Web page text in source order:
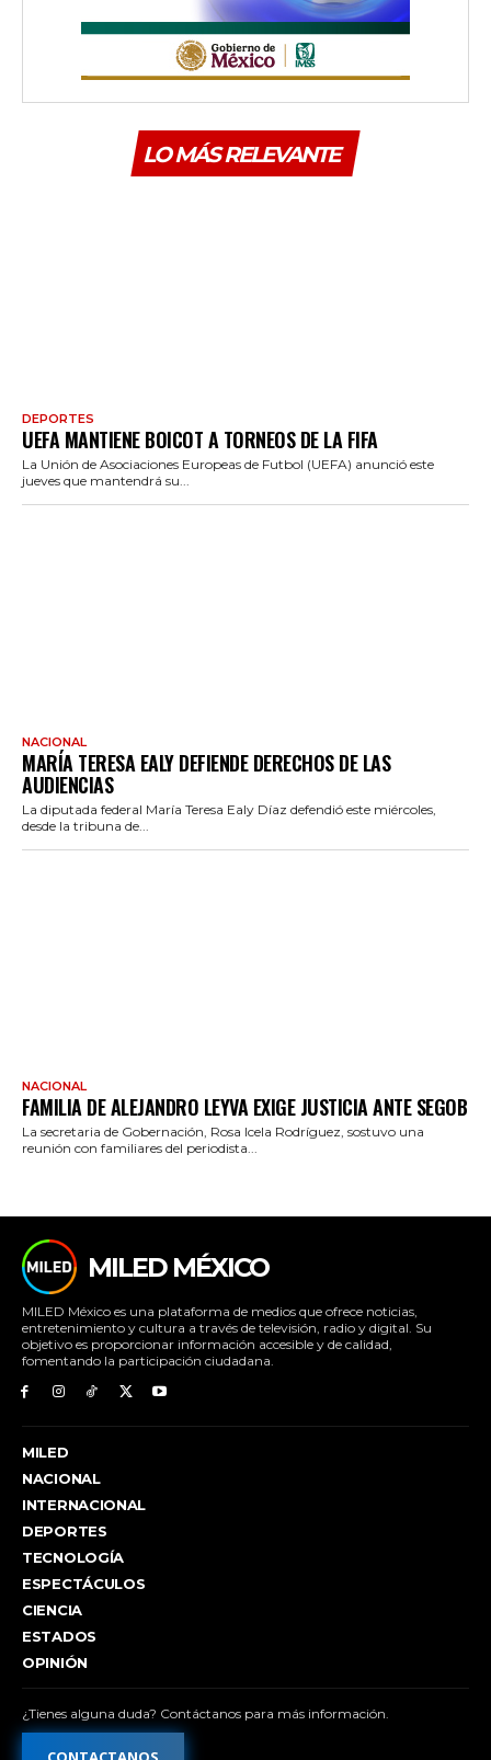
LO MÁS RELEVANTE
DEPORTES
UEFA MANTIENE BOICOT A TORNEOS DE LA FIFA
La Unión de Asociaciones Europeas de Futbol (UEFA) anunció este
jueves que mantendrá su...
NACIONAL
MARÍA TERESA EALY DEFIENDE DERECHOS DE LAS
AUDIENCIAS
La diputada federal María Teresa Ealy Díaz defendió este miércoles,
desde la tribuna de...
NACIONAL
FAMILIA DE ALEJANDRO LEYVA EXIGE JUSTICIA ANTE SEGOB
La secretaria de Gobernación, Rosa Icela Rodríguez, sostuvo una
reunión con familiares del periodista...
MILED MÉXICO
MILED México es una plataforma de medios que ofrece noticias,
entretenimiento y cultura a través de televisión, radio y digital. Su
objetivo es proporcionar información accesible y de calidad,
fomentando la participación ciudadana.
MILED
NACIONAL
INTERNACIONAL
DEPORTES
TECNOLOGÍA
ESPECTÁCULOS
CIENCIA
ESTADOS
OPINIÓN
¿Tienes alguna duda? Contáctanos para más información.